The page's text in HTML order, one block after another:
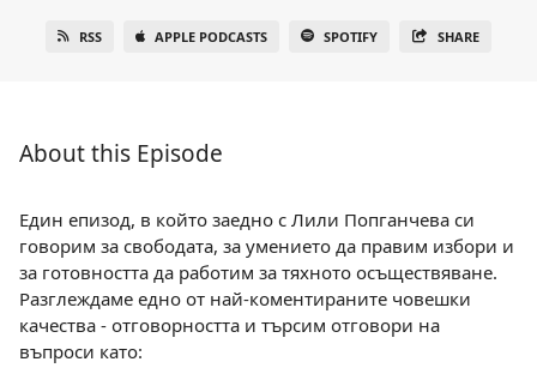
RSS APPLE PODCASTS SPOTIFY SHARE
About this Episode
Един епизод, в който заедно с Лили Попганчева си
говорим за свободата, за умението да правим избори и
за готовността да работим за тяхното осъществяване.
Разглеждаме едно от най-коментираните човешки
качества - отговорността и търсим отговори на
въпроси като: